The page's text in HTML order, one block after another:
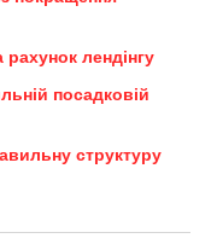
рахунок лендінгу
посадковій
структуру